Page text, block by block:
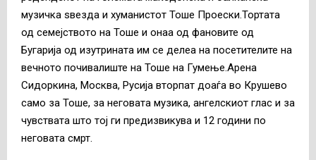
музичка ѕвезда и хуманистот Тоше Проески.Тортата
од семејството на Тоше и онаа од фановите од
Бугарија од изутрината им се делеа на посетителите на
вечното почивалиште на Тоше на Гумење.Арена
Сидоркина, Москва, Русија вторпат доаѓа во Крушево
само за Тоше, за неговата музика, ангелскиот глас и за
чувствата што тој ги предизвикува и 12 години по
неговата смрт.